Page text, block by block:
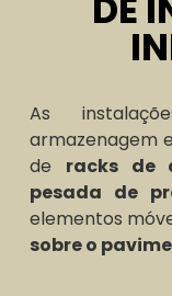
As
armazenagem
de racks de
pesada de
elementos
sobre o